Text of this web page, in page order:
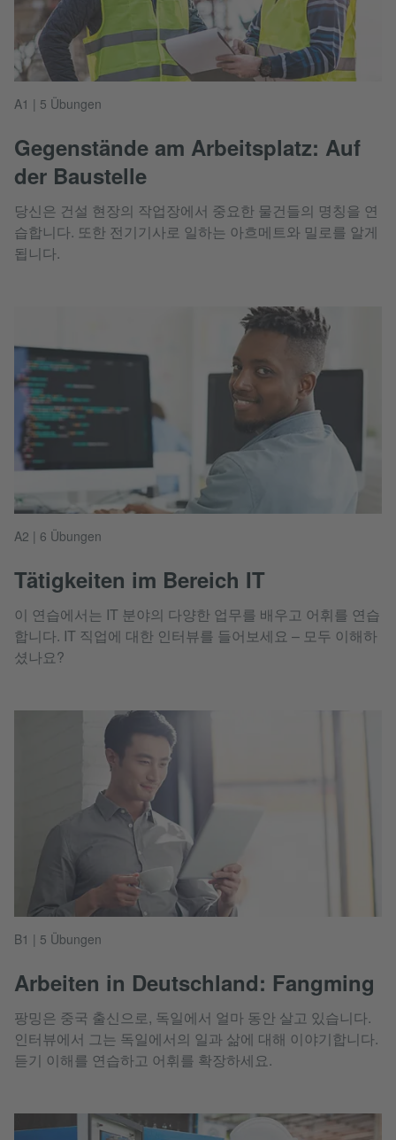
A1 | 5 Übungen
Gegenstände am Arbeitsplatz: Auf
der Baustelle
당신은 건설 현장의 작업장에서 중요한 물건들의 명칭을 연
습합니다. 또한 전기기사로 일하는 아흐메트와 밀로를 알게
됩니다.
A2 | 6 Übungen
Tätigkeiten im Bereich IT
이 연습에서는 IT 분야의 다양한 업무를 배우고 어휘를 연습
합니다. IT 직업에 대한 인터뷰를 들어보세요 – 모두 이해하
셨나요?
B1 | 5 Übungen
Arbeiten in Deutschland: Fangming
팡밍은 중국 출신으로, 독일에서 얼마 동안 살고 있습니다.
인터뷰에서 그는 독일에서의 일과 삶에 대해 이야기합니다.
듣기 이해를 연습하고 어휘를 확장하세요.